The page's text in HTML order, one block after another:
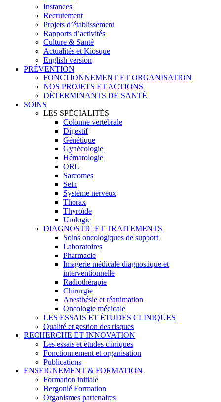
Instances
Recrutement
Projets d’établissement
Rapports d’activités
Culture & Santé
Actualités et Kiosque
English version
PRÉVENTION
FONCTIONNEMENT ET ORGANISATION
NOS PROJETS ET ACTIONS
DÉTERMINANTS DE SANTÉ
SOINS
LES SPÉCIALITÉS
Colonne vertébrale
Digestif
Génétique
Gynécologie
Hématologie
ORL
Sarcomes
Sein
Système nerveux
Thorax
Thyroïde
Urologie
DIAGNOSTIC ET TRAITEMENTS
Soins oncologiques de support
Laboratoires
Pharmacie
Imagerie médicale diagnostique et
interventionnelle
Radiothérapie
Chirurgie
Anesthésie et réanimation
Oncologie médicale
LES ESSAIS ET ÉTUDES CLINIQUES
Qualité et gestion des risques
RECHERCHE ET INNOVATION
Les essais et études cliniques
Fonctionnement et organisation
Publications
ENSEIGNEMENT & FORMATION
Formation initiale
Bergonié Formation
Organismes partenaires